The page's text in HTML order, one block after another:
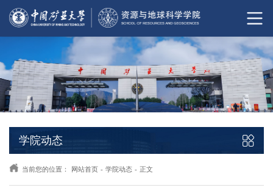
学院动态
当前您的位置： 网站首页 - 学院动态 - 正文